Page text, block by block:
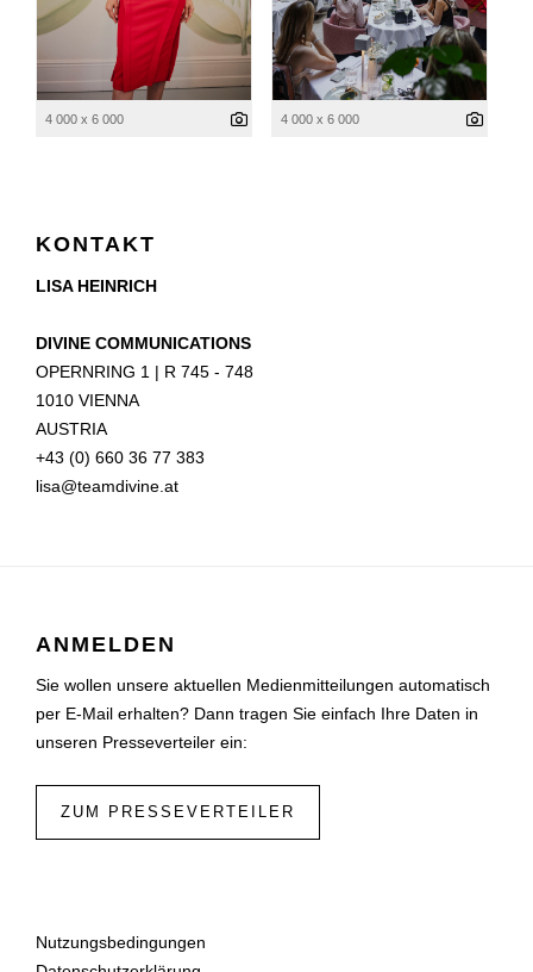
4 000 x 6 000 4 000 x 6 000
KONTAKT
LISA HEINRICH
DIVINE COMMUNICATIONS
OPERNRING 1 | R 745 - 748
1010 VIENNA
AUSTRIA
+43 (0) 660 36 77 383
lisa@teamdivine.at
ANMELDEN
Sie wollen unsere aktuellen Medienmitteilungen automatisch
per E-Mail erhalten? Dann tragen Sie einfach Ihre Daten in
unseren Presseverteiler ein:
ZUM PRESSEVERTEILER
Nutzungsbedingungen